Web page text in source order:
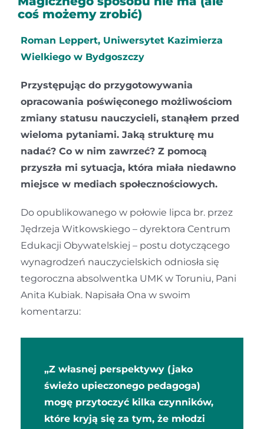
coś możemy zrobić)
Roman Leppert, Uniwersytet Kazimierza
Wielkiego w Bydgoszczy
Przystępując do przygotowywania
opracowania poświęconego możliwościom
zmiany statusu nauczycieli, stanąłem przed
wieloma pytaniami. Jaką strukturę mu
nadać? Co w nim zawrzeć? Z pomocą
przyszła mi sytuacja, która miała niedawno
miejsce w mediach społecznościowych.
Do opublikowanego w połowie lipca br. przez
Jędrzeja Witkowskiego – dyrektora Centrum
Edukacji Obywatelskiej – postu dotyczącego
wynagrodzeń nauczycielskich odniosła się
tegoroczna absolwentka UMK w Toruniu, Pani
Anita Kubiak. Napisała Ona w swoim
komentarzu:
„Z własnej perspektywy (jako
świeżo upieczonego pedagoga)
mogę przytoczyć kilka czynników,
które kryją się za tym, że młodzi